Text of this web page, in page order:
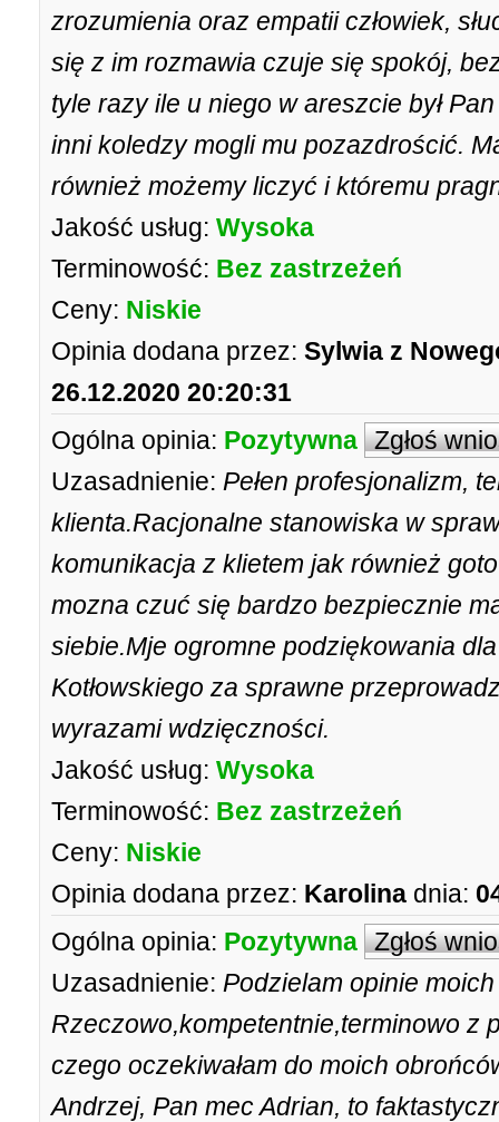
zrozumienia oraz empatii człowiek,
się z im rozmawia czuje się spokój,
tyle razy ile u niego w areszcie był
inni koledzy mogli mu pozazdrościć.
również możemy liczyć i któremu
Jakość usług: Wysoka
Terminowość: Bez zastrzeżeń
Ceny: Niskie
Opinia dodana przez: Sylwia z
26.12.2020 20:20:31
Ogólna opinia: Pozytywna Zgłoś
Uzasadnienie: Pełen profesjonalizm,
klienta.Racjonalne stanowiska w
komunikacja z klietem jak również
mozna czuć się bardzo bezpiecznie
siebie.Mje ogromne podziękowania
Kotłowskiego za sprawne
wyrazami wdzięczności.
Jakość usług: Wysoka
Terminowość: Bez zastrzeżeń
Ceny: Niskie
Opinia dodana przez: Karolina dnia:
Ogólna opinia: Pozytywna Zgłoś
Uzasadnienie: Podzielam opinie
Rzeczowo,kompetentnie,terminowo z
czego oczekiwałam do moich
Andrzej, Pan mec Adrian, to